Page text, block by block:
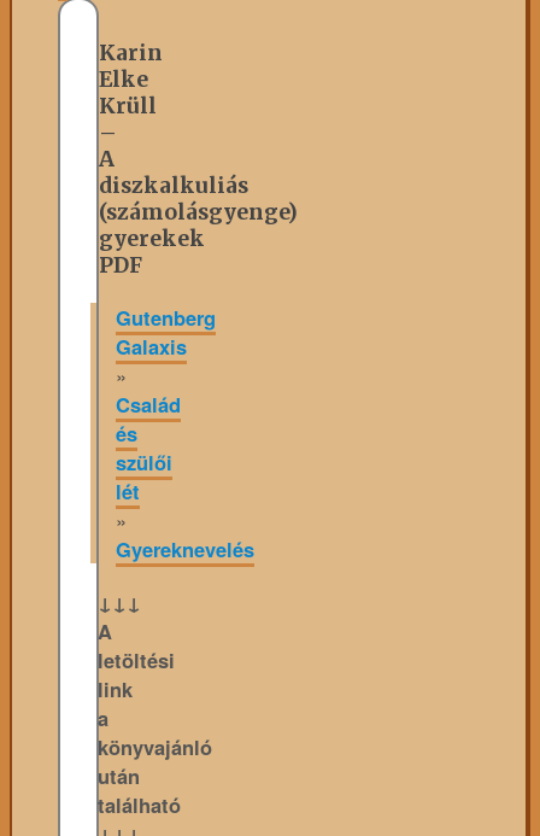
Karin
Elke
Krüll
–
A
diszkalkuliás
(számolásgyenge)
gyerekek
PDF
Gutenberg
Galaxis
»
Család
és
szülői
lét
»
Gyereknevelés
↓↓↓
A
letöltési
link
a
könyvajánló
után
található